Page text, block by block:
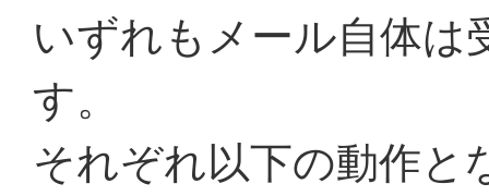
いずれもメール自体は
す。
それぞれ以下の動作と